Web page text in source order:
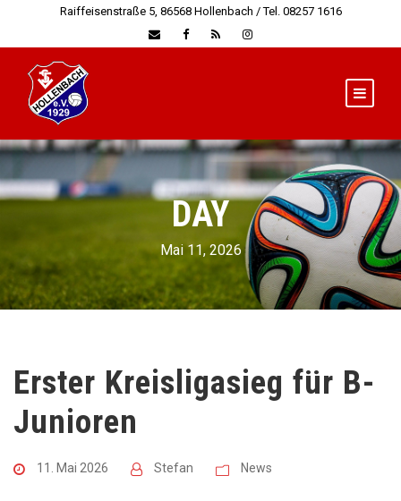
Raiffeisenstraße 5, 86568 Hollenbach / Tel. 08257 1616
DAY
Mai 11, 2026
Erster Kreisligasieg für B-
Junioren
11. Mai 2026 Stefan News